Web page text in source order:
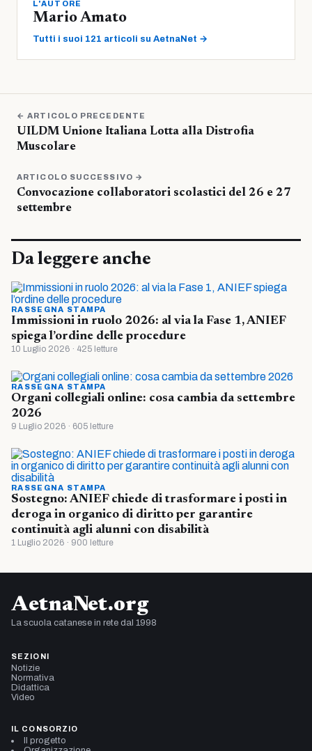
L'AUTORE
Mario Amato
Tutti i suoi 121 articoli su AetnaNet →
← ARTICOLO PRECEDENTE
UILDM Unione Italiana Lotta alla Distrofia
Muscolare
ARTICOLO SUCCESSIVO →
Convocazione collaboratori scolastici del 26 e 27
settembre
Da leggere anche
RASSEGNA STAMPA
Immissioni in ruolo 2026: al via la Fase 1, ANIEF
spiega l’ordine delle procedure
10 Luglio 2026 · 425 letture
RASSEGNA STAMPA
Organi collegiali online: cosa cambia da settembre
2026
9 Luglio 2026 · 605 letture
RASSEGNA STAMPA
Sostegno: ANIEF chiede di trasformare i posti in
deroga in organico di diritto per garantire
continuità agli alunni con disabilità
1 Luglio 2026 · 900 letture
AetnaNet.org
La scuola catanese in rete dal 1998
SEZIONI
Notizie
Normativa
Didattica
Video
IL CONSORZIO
Il progetto